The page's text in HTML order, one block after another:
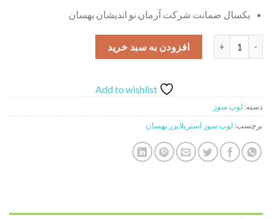
یکسال ضمانت شرکت آرمان نو اندیشان بهسان
لوپ سوز (استریلایزر) بهسان عددافزودن به سبد خرید
Add to wishlist
دسته: لوپ سوز
برچسب: لوپ سوز استریلایزر بهسان